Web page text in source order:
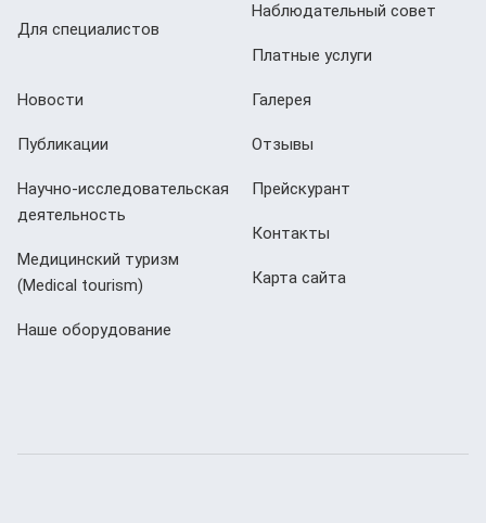
Для специалистов
Наблюдательный совет
Платные услуги
Новости
Публикации
Научно-исследовательская
деятельность
Медицинский туризм
(Мedical tourism)
Наше оборудование
Галерея
Отзывы
Прейскурант
Контакты
Карта сайта